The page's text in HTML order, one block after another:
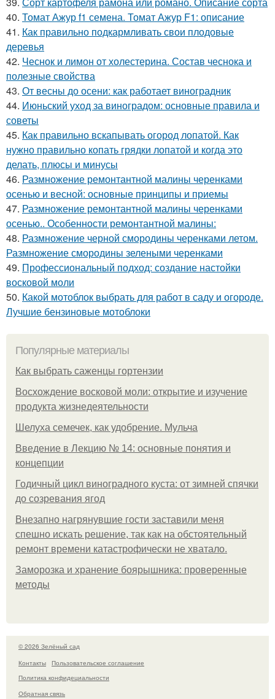
40. Томат Ажур f1 семена. Томат Ажур F1: описание
41. Как правильно подкармливать свои плодовые
деревья
42. Чеснок и лимон от холестерина. Состав чеснока и
полезные свойства
43. От весны до осени: как работает виноградник
44. Июньский уход за виноградом: основные правила и
советы
45. Как правильно вскапывать огород лопатой. Как
нужно правильно копать грядки лопатой и когда это
делать, плюсы и минусы
46. Размножение ремонтантной малины черенками
осенью и весной: основные принципы и приемы
47. Размножение ремонтантной малины черенками
осенью.. Особенности ремонтантной малины:
48. Размножение черной смородины черенками летом.
Размножение смородины зелеными черенками
49. Профессиональный подход: создание настойки
восковой моли
50. Какой мотоблок выбрать для работ в саду и огороде.
Лучшие бензиновые мотоблоки
Популярные материалы
Как выбрать саженцы гортензии
Восхождение восковой моли: открытие и изучение
продукта жизнедеятельности
Шелуха семечек, как удобрение. Мульча
Введение в Лекцию № 14: основные понятия и
концепции
Годичный цикл виноградного куста: от зимней спячки
до созревания ягод
Внезапно нагрянувшие гости заставили меня
спешно искать решение, так как на обстоятельный
ремонт времени катастрофически не хватало.
Заморозка и хранение боярышника: проверенные
методы
© 2026 Зелёный сад
Контакты
Пользовательское соглашение
Политика конфидециальности
Обратная связь